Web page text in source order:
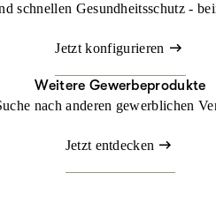
schnellen Gesundheitsschutz -
Jetzt konfigurieren
Weitere Gewerbeprodukte
nach anderen gewerblichen
Jetzt entdecken